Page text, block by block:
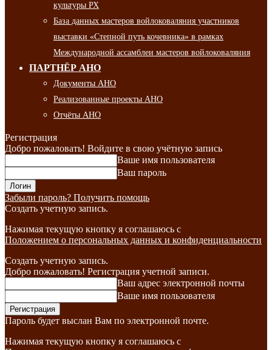
культуры РХ
База данных мастеров войлоковаляния участников
выставки «Степной путь кочевника» в рамках
Международной ассамблеи мастеров войлоковаляния
ПАРТНЁР АНО
Документы АНО
Реализованные проекты АНО
Отчёты АНО
Регистрация
Добро пожаловать! Войдите в свою учётную запись
Ваше имя пользователя
Ваш пароль
Забыли пароль? Получить помощь
Создать учетную запись.
Нажимая текущую кнопку я соглашаюсь с
Положением о персональных данных и конфиденциальности
Создать учетную запись.
Добро пожаловать! Регистрация учетной записи.
Ваш адрес электронной почты
Ваше имя пользователя
Пароль будет выслан Вам по электронной почте.
Нажимая текущую кнопку я соглашаюсь с